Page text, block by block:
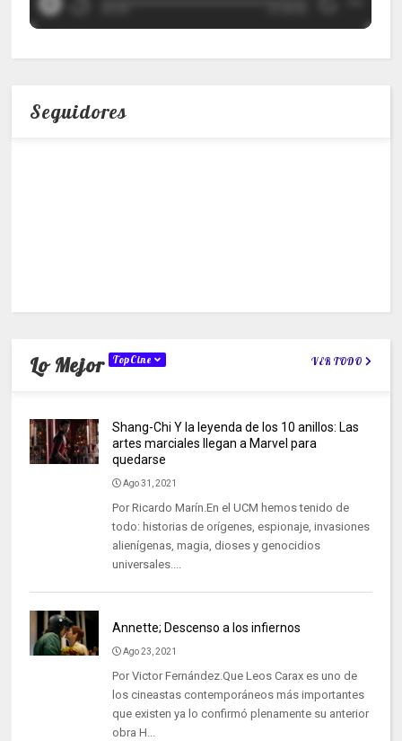
Seguidores
Lo Mejor TopCine VER TODO
Shang-Chi Y la leyenda de los 10 anillos: Las
artes marciales llegan a Marvel para
quedarse
Ago 31, 2021
Por Ricardo Marín.En el UCM hemos tenido de
todo: historias de orígenes, espionaje, invasiones
alienígenas, magia, dioses y genocidios
universales....
Annette; Descenso a los infiernos
Ago 23, 2021
Por Victor Fernández.Que Leos Carax es uno de
los cineastas contemporáneos más importantes
que existen ya lo confirmó plenamente su anterior
obra H...